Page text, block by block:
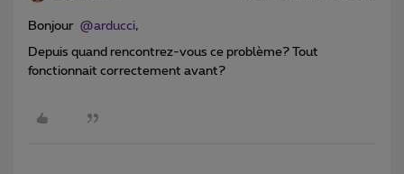
Bonjour @arducci,
Depuis quand rencontrez-vous ce problème? Tout
fonctionnait correctement avant?